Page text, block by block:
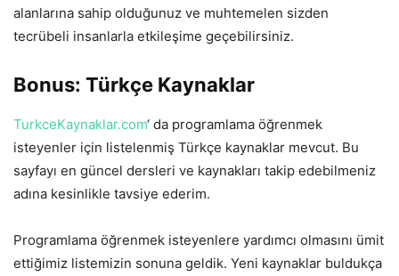
alanlarına sahip olduğunuz ve muhtemelen sizden
tecrübeli insanlarla etkileşime geçebilirsiniz.
Bonus: Türkçe Kaynaklar
TurkceKaynaklar.com‘ da programlama öğrenmek
isteyenler için listelenmiş Türkçe kaynaklar mevcut. Bu
sayfayı en güncel dersleri ve kaynakları takip edebilmeniz
adına kesinlikle tavsiye ederim.
Programlama öğrenmek isteyenlere yardımcı olmasını ümit
ettiğimiz listemizin sonuna geldik. Yeni kaynaklar buldukça